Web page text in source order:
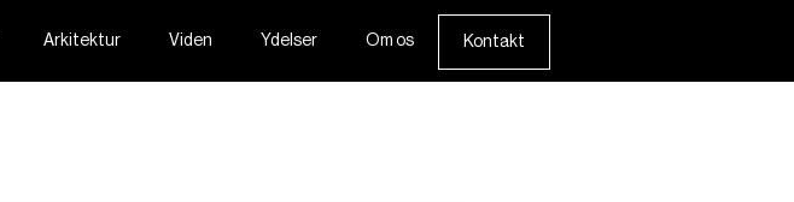
Arkitektur Viden Ydelser Om os Kontakt